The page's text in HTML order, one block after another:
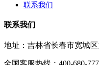
联系我们
联系我们
地址：吉林省长春市宽城